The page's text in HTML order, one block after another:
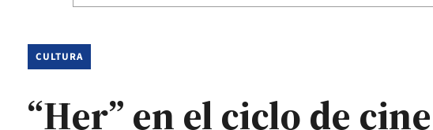
CULTURA
“Her” en el ciclo de